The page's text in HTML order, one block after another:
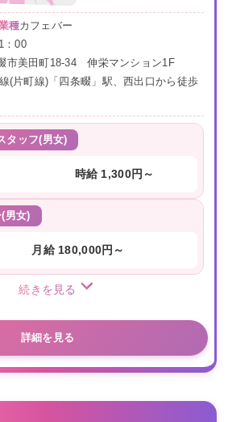
種カフェバー
：00
市美田町18-34 伸栄マンション1F
(片町線)「四条畷」駅、西出口から徒歩
タッフ(男女)
時給 1,300円～
男女)
月給 180,000円～
続きを見る
詳細を見る